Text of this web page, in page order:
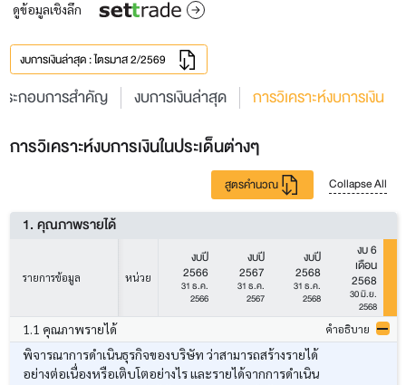
ดูข้อมูลเชิงลึก
งบการเงินล่าสุด : ไตรมาส 2/2569
ะกอบการสำคัญ งบการเงินล่าสุด การวิเคราะห์งบการเงิน
การวิเคราะห์งบการเงินในประเด็นต่างๆ
สูตรคำนวณ Collapse All
1. คุณภาพรายได้
รายการข้อมูล หน่วย
งบปี
2566
31 ธ.ค.
2566
งบปี
2567
31 ธ.ค.
2567
งบปี
2568
31 ธ.ค.
2568
งบ 6
เดือน
2568
30 มิ.ย.
2568
1.1 คุณภาพรายได้ คำอธิบาย
พิจารณาการดำเนินธุรกิจของบริษัท ว่าสามารถสร้างรายได้
อย่างต่อเนื่องหรือเติบโตอย่างไร และรายได้จากการดำเนิน